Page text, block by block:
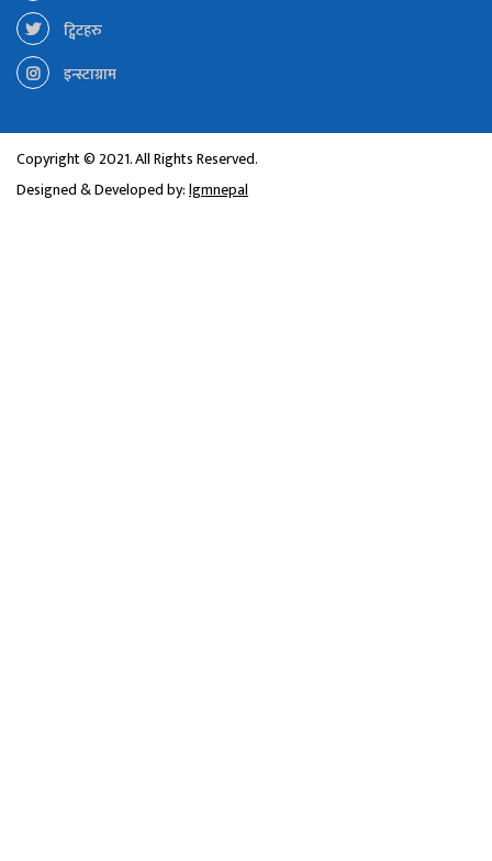
ट्विटहरु
इन्स्टाग्राम
Copyright © 2021. All Rights Reserved.
Designed & Developed by:lgmnepal